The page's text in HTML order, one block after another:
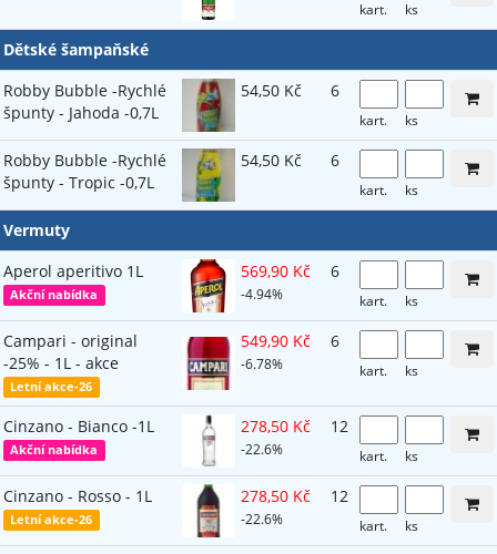
kart. ks
Dětské šampaňské
Robby Bubble -Rychlé
špunty - Jahoda -0,7L
54,50 Kč 6
kart. ks
Robby Bubble -Rychlé
špunty - Tropic -0,7L
54,50 Kč 6
kart. ks
Vermuty
Aperol aperitivo 1L
Akční nabídka
569,90 Kč
-4.94%
6
kart. ks
Campari - original
-25% - 1L - akce
Letní akce-26
549,90 Kč
-6.78%
6
kart. ks
Cinzano - Bianco -1L
Akční nabídka
278,50 Kč
-22.6%
12
kart. ks
Cinzano - Rosso - 1L
Letní akce-26
278,50 Kč
-22.6%
12
kart. ks